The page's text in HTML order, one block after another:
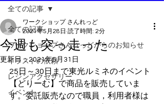
全ての記事
ワークショップさんれっどからのお知らせ
イラストの依頼
レジンアクセサリー
イベント
全ての記事
今週も突っ走った
ワークショップ さんれっど
2021年5月28日 読了時間: 2分
更新日：2021年5月31日
25日～30日まで東光ルミネのイベント
【どりーむ】で商品を販売していま
す。委託販売なので職員，利用者様は